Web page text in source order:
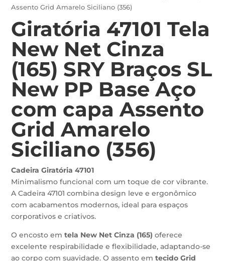
Assento Grid Amarelo Siciliano (356)
Giratória 47101 Tela
New Net Cinza
(165) SRY Braços SL
New PP Base Aço
com capa Assento
Grid Amarelo
Siciliano (356)
Cadeira Giratória 47101
Minimalismo funcional com um toque de cor vibrante.
A Cadeira 47101 combina design leve e ergonômico
com acabamentos modernos, ideal para espaços
corporativos e criativos.
O encosto emtela New Net Cinza (165) oferece
excelente respirabilidade e flexibilidade, adaptando-se
ao corpo com suavidade. O assento emtecido Grid